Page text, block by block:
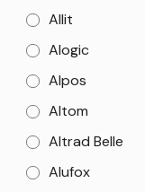
Allit
Alogic
Alpos
Altom
Altrad Belle
Alufox